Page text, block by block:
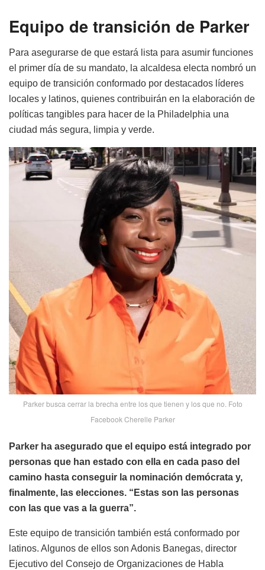
Equipo de transición de Parker
Para asegurarse de que estará lista para asumir funciones
el primer día de su mandato, la alcaldesa electa nombró un
equipo de transición conformado por destacados líderes
locales y latinos, quienes contribuirán en la elaboración de
políticas tangibles para hacer de la Philadelphia una
ciudad más segura, limpia y verde.
Parker busca cerrar la brecha entre los que tienen y los que no. Foto
Facebook Cherelle Parker
Parker ha asegurado que el equipo está integrado por
personas que han estado con ella en cada paso del
camino hasta conseguir la nominación demócrata y,
finalmente, las elecciones. “Estas son las personas
con las que vas a la guerra”.
Este equipo de transición también está conformado por
latinos. Algunos de ellos son Adonis Banegas, director
Ejecutivo del Consejo de Organizaciones de Habla